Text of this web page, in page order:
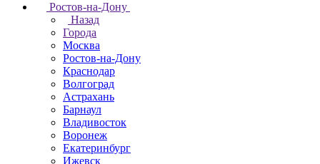
Ростов-на-Дону
Назад
Города
Москва
Ростов-на-Дону
Краснодар
Волгоград
Астрахань
Барнаул
Владивосток
Воронеж
Екатеринбург
Ижевск